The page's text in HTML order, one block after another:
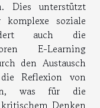
Dies unterstützt
soziale
auch die
E-Learning
den Austausch
Reflexion von
was für die